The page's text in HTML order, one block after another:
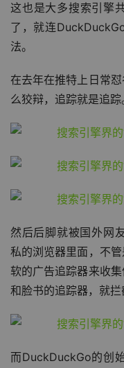
这也是大多搜索引擎
了，就连
法。
在去年在推特上日常
么狡辩，追踪就是追踪
然后后脚就被国外网
私的浏览器里面，不
软的广告追踪器来收
和脸书的追踪器，就拦
而DuckDuckGo的创